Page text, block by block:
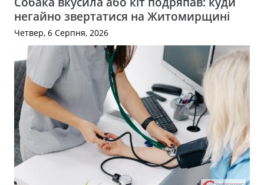
негайно звертатися на Житомирщині
Четвер, 6 Серпня, 2026